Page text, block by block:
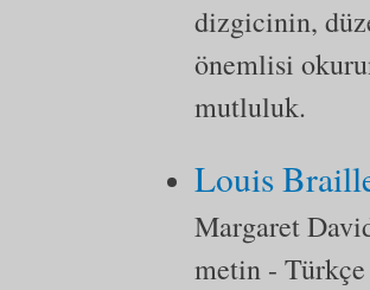
dizgicinin,
önemlisi
mutluluk.
Louis
Margaret
metin - Türkçe